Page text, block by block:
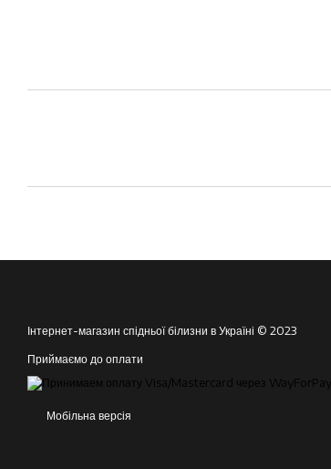
Інтернет-магазин спідньої білизни в Україні © 2023
Приймаємо до оплати
Мобільна версія